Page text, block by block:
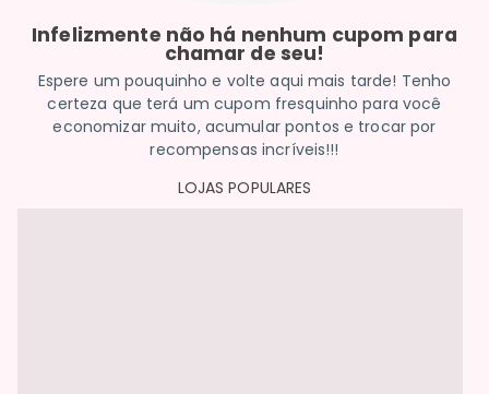
Infelizmente não há nenhum cupom para
chamar de seu!
Espere um pouquinho e volte aqui mais tarde! Tenho
certeza que terá um cupom fresquinho para você
economizar muito, acumular pontos e trocar por
recompensas incríveis!!!
LOJAS POPULARES